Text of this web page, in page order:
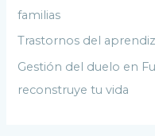
familias
Trastornos del
Gestión del duelo en
reconstruye tu vida